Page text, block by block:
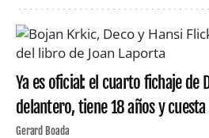
Ya es oficial: el cuarto fichaje de
delantero, tiene 18 años y
Gerard Boada